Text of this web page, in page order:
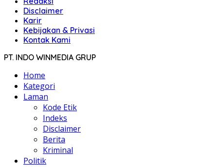
Disclaimer
Karir
Kebijakan & Privasi
Kontak Kami
PT. INDO WINMEDIA GRUP
Home
Kategori
Laman
Kode Etik
Indeks
Disclaimer
Berita
Kriminal
Politik